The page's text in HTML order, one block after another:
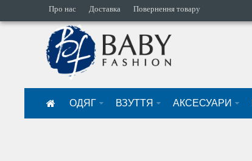
Про нас Доставка Повернення товару
ОДЯГ ВЗУТТЯ АКСЕСУАРИ